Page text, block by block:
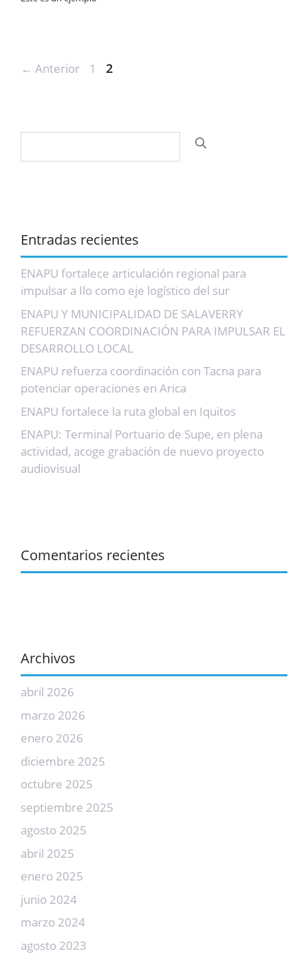
Navegación
← Anterior Página
1 Página
2
Entradas recientes
ENAPU fortalece articulación regional para
impulsar a Ilo como eje logístico del sur
ENAPU Y MUNICIPALIDAD DE SALAVERRY
REFUERZAN COORDINACIÓN PARA IMPULSAR EL
DESARROLLO LOCAL
ENAPU refuerza coordinación con Tacna para
potenciar operaciones en Arica
ENAPU fortalece la ruta global en Iquitos
ENAPU: Terminal Portuario de Supe, en plena
actividad, acoge grabación de nuevo proyecto
audiovisual
Comentarios recientes
Archivos
abril 2026
marzo 2026
enero 2026
diciembre 2025
octubre 2025
septiembre 2025
agosto 2025
abril 2025
enero 2025
junio 2024
marzo 2024
agosto 2023